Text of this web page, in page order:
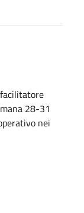
28-31
nei